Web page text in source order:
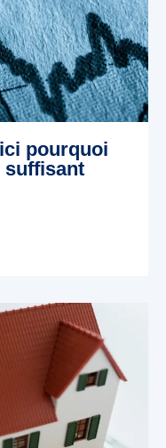
pourquoi
suffisant